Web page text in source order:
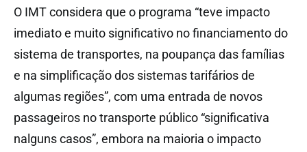
O IMT considera que o programa “teve impacto
imediato e muito significativo no financiamento do
sistema de transportes, na poupança das famílias
e na simplificação dos sistemas tarifários de
algumas regiões”, com uma entrada de novos
passageiros no transporte público “significativa
nalguns casos”, embora na maioria o impacto